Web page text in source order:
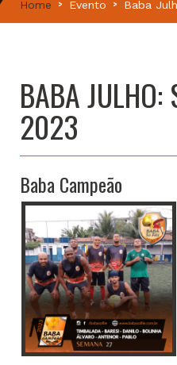
Home Evento Baba
BABA JULHO:
2023
Baba Campeão